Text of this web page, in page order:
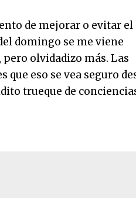
de mejorar o evitar el
domingo se me viene
olvidadizo más. Las
eso se vea seguro
trueque de